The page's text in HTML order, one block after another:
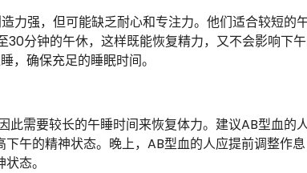
力强，但可能缺乏耐心和专注力。他们适合较短的
30分钟的午休，这样既能恢复精力，又不会影响下
，确保充足的睡眠时间。
此需要较长的午睡时间来恢复体力。建议AB型血的
午的精神状态。晚上，AB型血的人应提前调整作
态。